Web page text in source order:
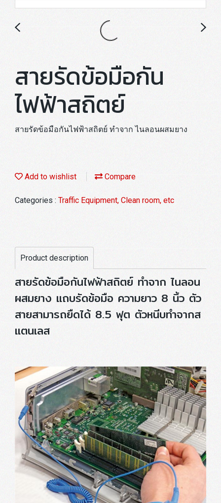
สายรัดข้อมือกัน
ไฟฟ้าสถิตย์
สายรัดข้อมือกันไฟฟ้าสถิตย์ ทำจาก ไนลอนผสมยาง
Add to wishlist Compare
Categories : Traffic Equipment, Clean room, etc
Product description
สายรัดข้อมือกันไฟฟ้าสถิตย์ ทำจาก ไนลอน
ผสมยาง แถบรัดข้อมือ ความยาว 8 นิ้ว ตัว
สายสามารถยืดได้ 8.5 ฟุต ตัวหนีบทำจากส
แตนเลส